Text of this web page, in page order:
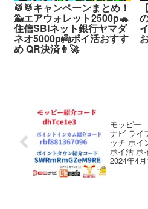
🥁🥁キャンペーンまとめ！
🐳エアウォレット2500p🐢
住信SBIネット銀行ヤマダ
ネオ5000p👼ポイ活おすす
め QR決済👨‍🚀
モッピー
ナビ ライ
ッチ ポイ
ポイ活 ポ
2024年4